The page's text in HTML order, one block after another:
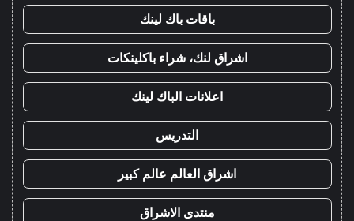
باقات باك لينك
اشراق لنك، شراء باكلينكات
اعلانات الباك لينك
التدريس
اشراق العالم عالم كبير
منتدى الاشراق